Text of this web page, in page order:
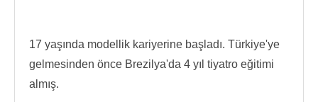
17 yaşında modellik kariyerine başladı. Türkiye'ye
gelmesinden önce Brezilya'da 4 yıl tiyatro eğitimi
almış.